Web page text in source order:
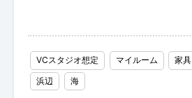
VCスタジオ想定 マイルーム 家具
浜辺
海